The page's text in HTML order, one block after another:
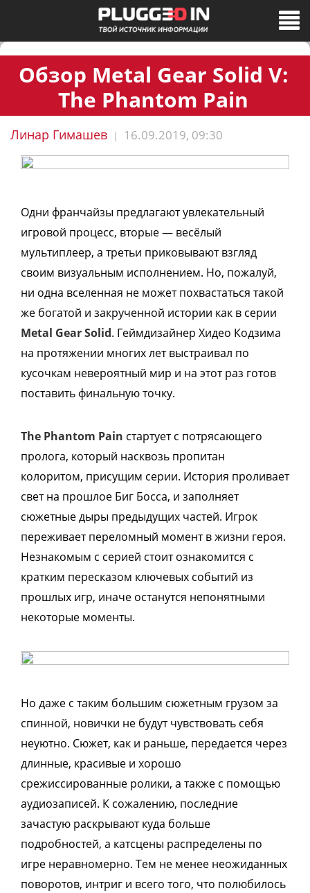
Обзор Metal Gear Solid V:
The Phantom Pain
Линар Гимашев | 16.09.2019, 09:30
Одни франчайзы предлагают увлекательный
игровой процесс, вторые — весёлый
мультиплеер, а третьи приковывают взгляд
своим визуальным исполнением. Но, пожалуй,
ни одна вселенная не может похвастаться такой
же богатой и закрученной истории как в серии
Metal Gear Solid. Геймдизайнер Хидео Кодзима
на протяжении многих лет выстраивал по
кусочкам невероятный мир и на этот раз готов
поставить финальную точку.
The Phantom Pain стартует с потрясающего
пролога, который насквозь пропитан
колоритом, присущим серии. История проливает
свет на прошлое Биг Босса, и заполняет
сюжетные дыры предыдущих частей. Игрок
переживает переломный момент в жизни героя.
Незнакомым с серией стоит ознакомится с
кратким пересказом ключевых событий из
прошлых игр, иначе останутся непонятными
некоторые моменты.
Но даже с таким большим сюжетным грузом за
спинной, новички не будут чувствовать себя
неуютно. Сюжет, как и раньше, передается через
длинные, красивые и хорошо
срежиссированные ролики, а также с помощью
аудиозаписей. К сожалению, последние
зачастую раскрывают куда больше
подробностей, а катсцены распределены по
игре неравномерно. Тем не менее неожиданных
поворотов, интриг и всего того, что полюбилось